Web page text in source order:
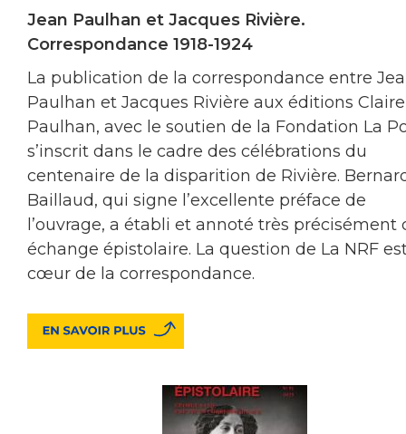
Jean Paulhan et Jacques Rivière.
Correspondance 1918-1924
La publication de la correspondance entre
Paulhan et Jacques Rivière aux éditions Claire
Paulhan, avec le soutien de la Fondation La
s’inscrit dans le cadre des célébrations du
centenaire de la disparition de Rivière.
Baillaud, qui signe l’excellente préface de
l’ouvrage, a établi et annoté très précisément
échange épistolaire. La question de La NRF
cœur de la correspondance.